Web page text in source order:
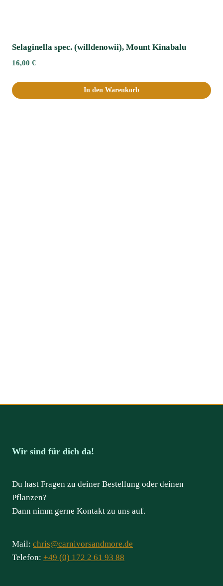
Selaginella spec. (willdenowii), Mount Kinabalu
16,00 €
In den Warenkorb
Wir sind für dich da!
Du hast Fragen zu deiner Bestellung oder deinen
Pflanzen?
Dann nimm gerne Kontakt zu uns auf.
Mail: chris@carnivorsandmore.de
Telefon: +49 (0) 172 2 61 93 88